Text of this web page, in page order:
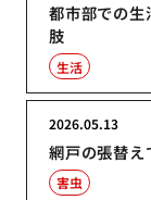
都市部での生
肢
生活
網戸の張替え
2026.05.13
害虫